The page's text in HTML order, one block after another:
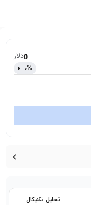
0دلار
0%
تحلیل تکنیکال